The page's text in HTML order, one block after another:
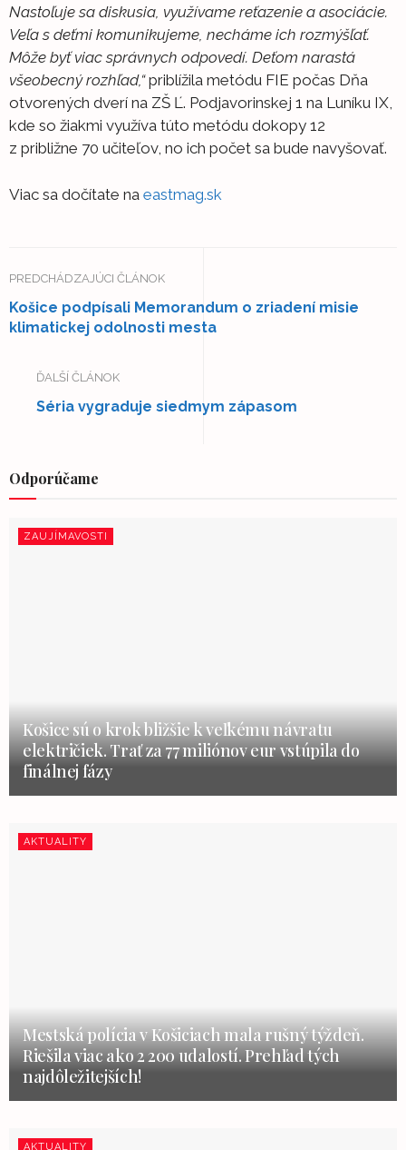
Nastoľuje sa diskusia, využívame reťazenie a asociácie.
Veľa s deťmi komunikujeme, necháme ich rozmýšľať.
Môže byť viac správnych odpovedí. Deťom narastá
všeobecný rozhľad,“priblížila metódu FIE počas Dňa
otvorených dverí na ZŠ Ľ. Podjavorinskej 1 na Luníku IX,
kde so žiakmi využíva túto metódu dokopy 12
z približne 70 učiteľov, no ich počet sa bude navyšovať.
Viac sa dočítate na eastmag.sk
PREDCHÁDZAJÚCI ČLÁNOK
Košice podpísali Memorandum o zriadení misie
klimatickej odolnosti mesta
ĎALŠÍ ČLÁNOK
Séria vygraduje siedmym zápasom
Odporúčame
ZAUJÍMAVOSTI
Košice sú o krok bližšie k veľkému návratu
električiek. Trať za 77 miliónov eur vstúpila do
finálnej fázy
AKTUALITY
Mestská polícia v Košiciach mala rušný týždeň.
Riešila viac ako 2 200 udalostí. Prehľad tých
najdôležitejších!
AKTUALITY